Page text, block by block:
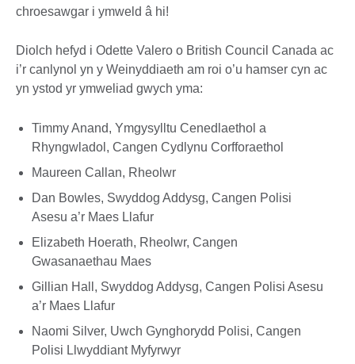
chroesawgar i ymweld â hi!
Diolch hefyd i Odette Valero o British Council Canada ac
i’r canlynol yn y Weinyddiaeth am roi o’u hamser cyn ac
yn ystod yr ymweliad gwych yma:
Timmy Anand, Ymgysylltu Cenedlaethol a
Rhyngwladol, Cangen Cydlynu Corfforaethol
Maureen Callan, Rheolwr
Dan Bowles, Swyddog Addysg, Cangen Polisi
Asesu a’r Maes Llafur
Elizabeth Hoerath, Rheolwr, Cangen
Gwasanaethau Maes
Gillian Hall, Swyddog Addysg, Cangen Polisi Asesu
a’r Maes Llafur
Naomi Silver, Uwch Gynghorydd Polisi, Cangen
Polisi Llwyddiant Myfyrwyr